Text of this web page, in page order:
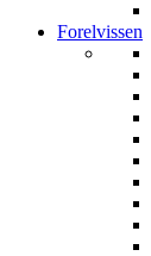
Forelvissen